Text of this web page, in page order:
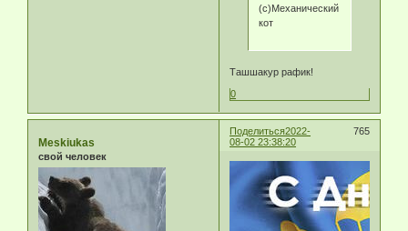
(с)Механический
кот
Ташшакур рафик!
0
Поделиться 765
2022-
08-02 23:38:20
Meskiukas
свой человек